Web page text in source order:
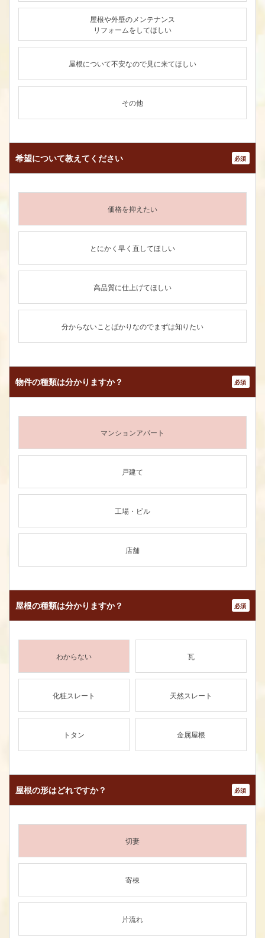
屋根や外壁のメンテナンス
リフォームをしてほしい
屋根について不安なので見に来てほしい
その他
希望について教えてください *
価格を抑えたい
とにかく早く直してほしい
高品質に仕上げてほしい
分からないことばかりなのでまずは知りたい
物件の種類は分かりますか？ *
マンションアパート
戸建て
工場・ビル
店舗
屋根の種類は分かりますか？ *
わからない 瓦
化粧スレート 天然スレート
トタン 金属屋根
屋根の形はどれですか？ *
切妻
寄棟
片流れ